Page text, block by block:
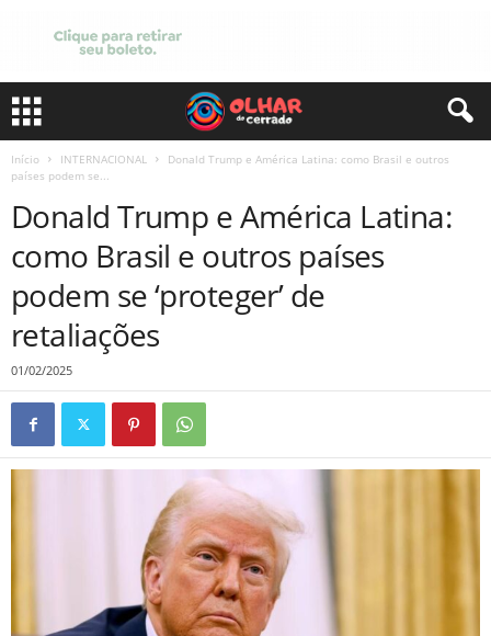
Início INTERNACIONAL
Donald Trump e América Latina: como Brasil e outros
países podem se...
Donald Trump e América Latina:
como Brasil e outros países
podem se ‘proteger’ de
retaliações
01/02/2025